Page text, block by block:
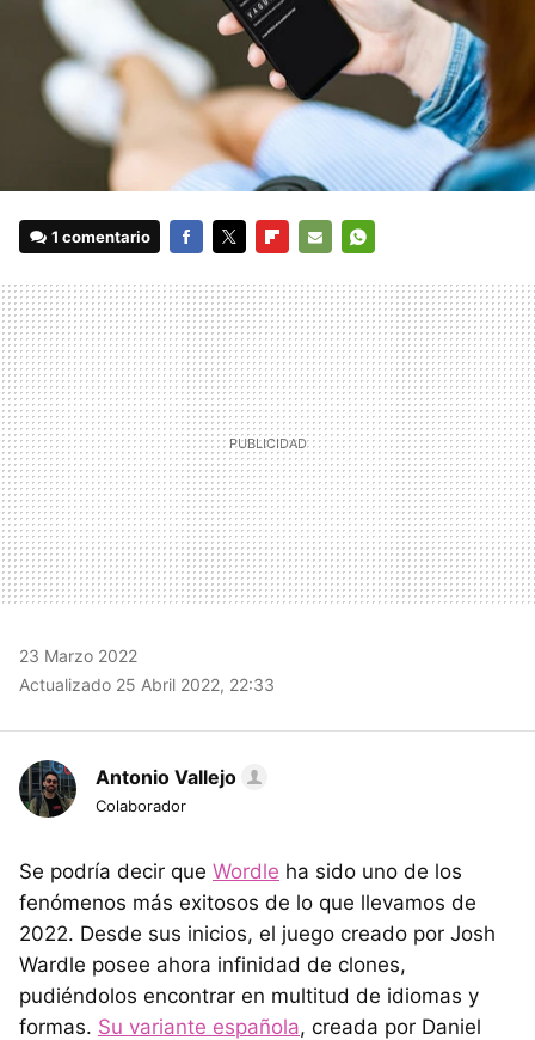
1 comentario
MAIL
23 Marzo 2022
Actualizado 25 Abril 2022, 22:33
Antonio Vallejo
Colaborador
Se podría decir que Wordle ha sido uno de los
fenómenos más exitosos de lo que llevamos de
2022. Desde sus inicios, el juego creado por Josh
Wardle posee ahora infinidad de clones,
pudiéndolos encontrar en multitud de idiomas y
formas. Su variante española, creada por Daniel